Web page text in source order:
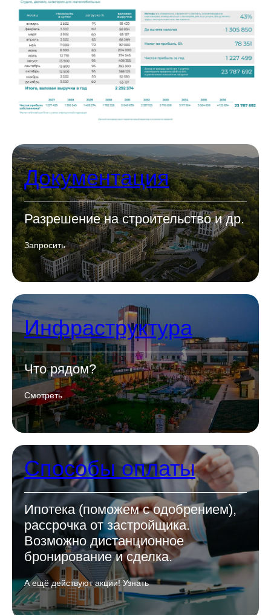
Документация
Разрешение на строительство и др.
Запросить
Инфраструктура
Что рядом?
Смотреть
Способы оплаты
Ипотека (поможем с одобрением),
рассрочка от застройщика.
Возможно дистанционное
бронирование и сделка.
А ещё действуют акции! Узнать